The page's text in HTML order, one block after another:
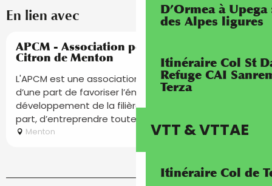
D’Ormea à
des Alpes ligures
Itinéraire Col St
Refuge CAI
Terza
VTT & VTTAE
Itinéraire Col de
En lien avec
APCM - Association pour la Promotion du
Citron de Menton
L'APCM est une association loi 1901 qui a pour objet,
d’une part de favoriser l’émergence et le
développement de la filière agrumicole, et d’autre
part, d’entreprendre toutes...
Menton